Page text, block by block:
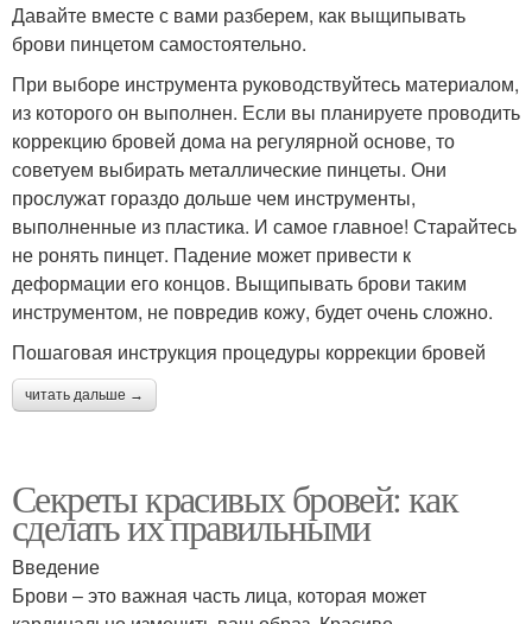
Давайте вместе с вами разберем, как выщипывать
брови пинцетом самостоятельно.
При выборе инструмента руководствуйтесь материалом,
из которого он выполнен. Если вы планируете проводить
коррекцию бровей дома на регулярной основе, то
советуем выбирать металлические пинцеты. Они
прослужат гораздо дольше чем инструменты,
выполненные из пластика. И самое главное! Старайтесь
не ронять пинцет. Падение может привести к
деформации его концов. Выщипывать брови таким
инструментом, не повредив кожу, будет очень сложно.
Пошаговая инструкция процедуры коррекции бровей
читать дальше →
Секреты красивых бровей: как
сделать их правильными
Введение
Брови – это важная часть лица, которая может